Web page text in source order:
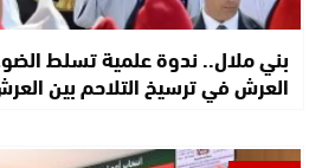
بني ملال.. ندوة علمية تسلط
العرش في ترسيخ التلاحم بين